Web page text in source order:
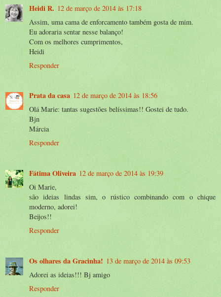
Heidi R. 12 de março de 2014 às 17:18
Assim, uma cama de enforcamento também gosta de mim.
Eu adoraria sentar nesse balanço!
Com os melhores cumprimentos,
Heidi
Responder
Prata da casa 12 de março de 2014 às 18:56
Olá Marie: tantas sugestões belíssimas!! Gostei de tudo.
Bjn
Márcia
Responder
Fátima Oliveira 12 de março de 2014 às 19:39
Oi Marie,
são ideias lindas sim, o rústico combinando com o chique
moderno, adorei!
Beijos!!
Responder
Os olhares da Gracinha! 13 de março de 2014 às 09:53
Adorei as ideias!!! Bj amigo
Responder